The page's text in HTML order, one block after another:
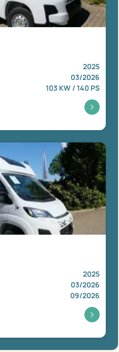
2025
03/2026
103 KW / 140 PS
2025
03/2026
09/2026